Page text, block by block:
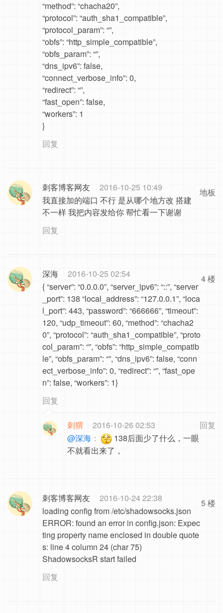
“method”: “chacha20”,
“protocol”: “auth_sha1_compatible”,
“protocol_param”: “”,
“obfs”: “http_simple_compatible”,
“obfs_param”: “”,
“dns_ipv6”: false,
“connect_verbose_info”: 0,
“redirect”: “”,
“fast_open”: false,
“workers”: 1
}
回复
地板
刺客博客网友
2016-10-25 10:49
我直接加的端口 不行 是从哪个地方改 搭建
不一样 我把内容发给你 帮忙看一下谢谢
回复
4 楼
深海
2016-10-25 02:54
{ “server”: “0.0.0.0”, “server_ipv6”: “::”, “server
_port”: 138 “local_address”: “127.0.0.1”, “loca
l_port”: 443, “password”: “666666”, “timeout”:
120, “udp_timeout”: 60, “method”: “chacha2
0”, “protocol”: “auth_sha1_compatible”, “proto
col_param”: “”, “obfs”: “http_simple_compatib
le”, “obfs_param”: “”, “dns_ipv6”: false, “conn
ect_verbose_info”: 0, “redirect”: “”, “fast_ope
n”: false, “workers”: 1}
回复
回复
刺猬
2016-10-26 02:53
@深海 ：
138后面少了什么，一眼
不就看出来了，
5 楼
刺客博客网友
2016-10-24 22:38
loading config from /etc/shadowsocks.json
ERROR: found an error in config.json: Expec
ting property name enclosed in double quote
s: line 4 column 24 (char 75)
ShadowsocksR start failed
回复